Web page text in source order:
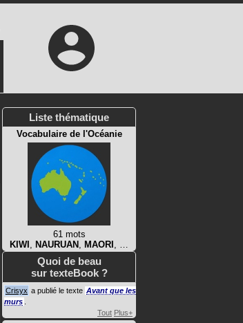
Liste thématique
Vocabulaire de l'Océanie
61 mots
KIWI , NAURUAN , MAORI , …
Quoi de beau
sur texteBook ?
Crisyx a publié le texte Avant que les
murs
Tout Plus+